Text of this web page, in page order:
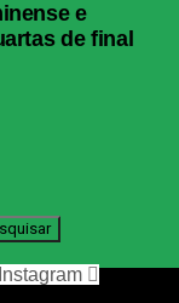
e
de final
Instagram